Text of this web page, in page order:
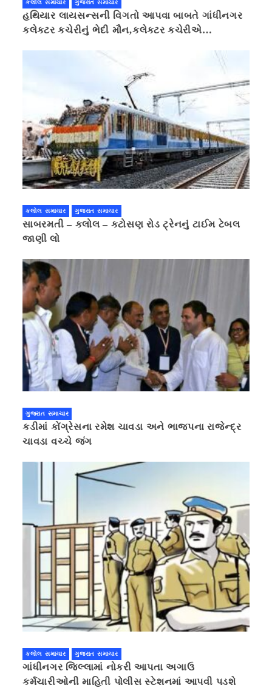
કલોલ સમાચાર ગુજરાત સમાચાર
હથિયાર લાયસન્સની વિગતો આપવા બાબતે ગાંધીનગર
કલેક્ટર કચેરીનું ભેદી મૌન,કલેક્ટર કચેરીએ
કલોલ સમાચાર ગુજરાત સમાચાર
સાબરમતી – કલોલ – કટોસણ રોડ ટ્રેનનું ટાઈમ ટેબલ
જાણી લો
ગુજરાત સમાચાર
કડીમાં કોંગ્રેસના રમેશ ચાવડા અને ભાજપના રાજેન્દ્ર
ચાવડા વચ્ચે જંગ
કલોલ સમાચાર ગુજરાત સમાચાર
ગાંધીનગર જિલ્લામાં નોકરી આપતા અગાઉ
કર્મચારીઓની માહિતી પોલીસ સ્ટેશનમાં આપવી પડશે